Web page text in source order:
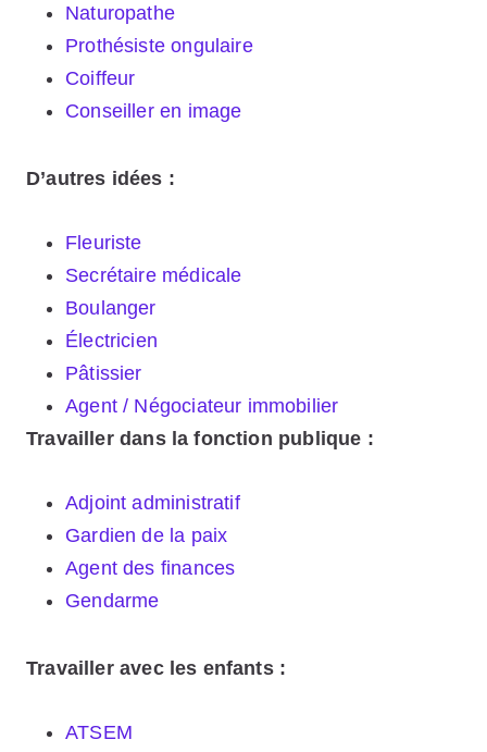
Naturopathe
Prothésiste ongulaire
Coiffeur
Conseiller en image
D’autres idées :
Fleuriste
Secrétaire médicale
Boulanger
Électricien
Pâtissier
Agent / Négociateur immobilier
Travailler dans la fonction publique :
Adjoint administratif
Gardien de la paix
Agent des finances
Gendarme
Travailler avec les enfants :
ATSEM